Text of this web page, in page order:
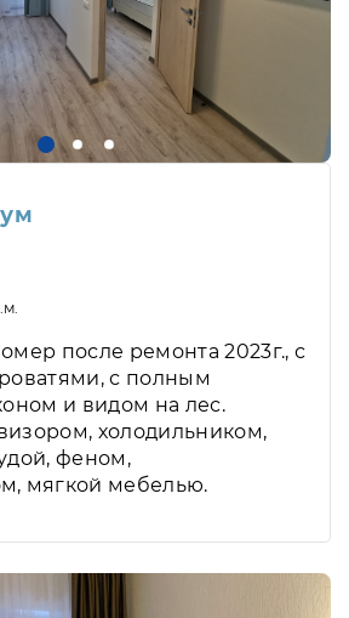
после ремонта 2023г., с
с полным
и видом на лес.
холодильником,
феном,
мягкой мебелью.